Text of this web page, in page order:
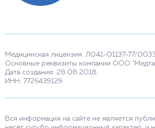
Медицинская лицензия: Л041-01137-77/
Основные реквизиты компании ООО
Дата создания: 28.08.2018
ИНН: 7726439129
Вся информация на сайте не является